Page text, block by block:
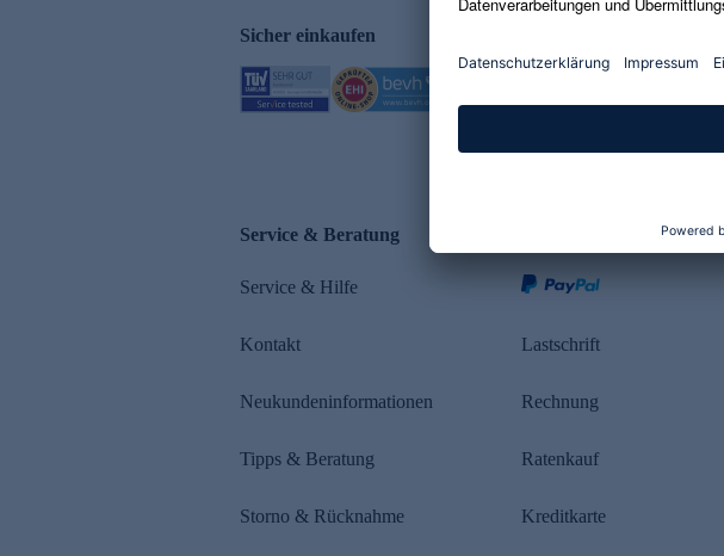
Sicher einkaufen
Service & Beratung
Service & Hilfe
Kontakt
Neukundeninformationen
Tipps & Beratung
Storno & Rücknahme
Lastschrift
Rechnung
Ratenkauf
Kreditkarte